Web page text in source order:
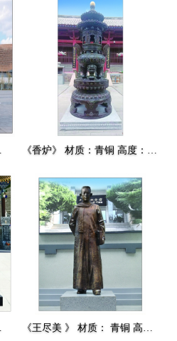
峡山
昆仑山
《香炉》 材质：青铜 高度：3.6m 安放：威海赤山
《王尽美 》 材质： 青铜 高度：2.0m 安放： 潍坊